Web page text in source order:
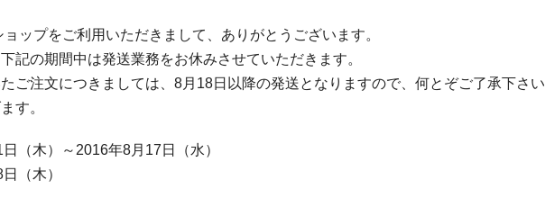
ップをご利用いただきまして、ありがとうございます。
記の期間中は発送業務をお休みさせていただきます。
ご注文につきましては、8月18日以降の発送となりますので、何とぞご了承下さい
す。
（木）～2016年8月17日（水）
（木）